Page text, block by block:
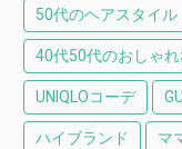
50代のヘアスタイル
40代50代のおしゃれ
UNIQLOコーデ
ハイブランド マ